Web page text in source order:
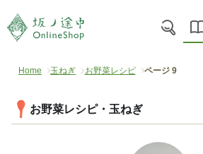
Home 玉ねぎ お野菜レシピ ページ 9
お野菜レシピ・玉ねぎ